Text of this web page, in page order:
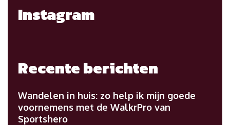
Instagram
Recente berichten
Wandelen in huis: zo help ik mijn goede
voornemens met de WalkrPro van
Sportshero